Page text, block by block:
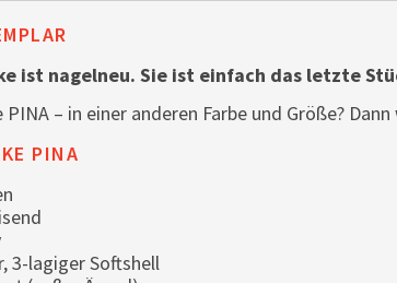
ist nagelneu. Sie ist einfach das letzte
– in einer anderen Farbe und Größe?
PINA
3-lagiger Softshell